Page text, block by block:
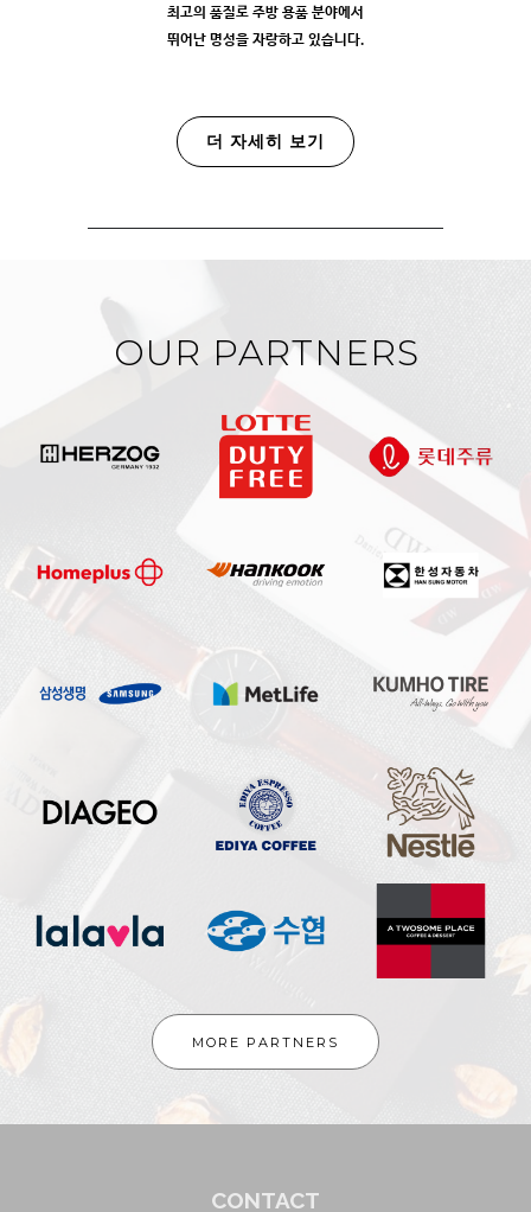
최고의 품질로 주방 용품 분야에서
뛰어난 명성을 자랑하고 있습니다.
더 자세히 보기
OUR PARTNERS
MORE PARTNERS
CONTACT